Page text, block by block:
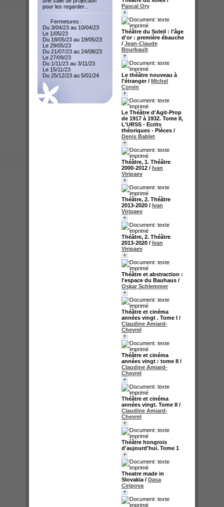
Pascal Ory
Théâtre du Soleil : l'âge
d'or : première ébauche
/ Jean-Claude
Bourbault
Le théâtre nouveau à
l'étranger/ Michel
Corvin
Le Théâtre d'Agit-Prop
de 1917 à 1932. Tome II,
L'URSS - Ecrits
théoriques - Pièces /
Denis Bablet
Théâtre, 1. Théâtre
2000-2012 / Ivan
Viripaev
Théâtre, 2. Théâtre
2013-2020 / Ivan
Viripaev
Théâtre, 2. Théâtre
2013-2020 / Ivan
Viripaev
Théâtre et abstraction :
l'espace du Bauhaus /
Oskar Schlemmer
Théâtre et cinéma
années vingt . Tome I /
Claudine Amiard-
Chevrel
Théâtre et cinéma
années vingt : tome II /
Claudine Amiard-
Chevrel
Théâtre et cinéma
années vingt. Tome II /
Claudine Amiard-
Chevrel
Théâtre hongrois
d'aujourd'hui. Tome 1
Theatre made in
Slovakia / Dasa
Ciripova
pour les regarder...
Fermetures :
Du 3/04/23 au 10/04/23
Le 1/05/23
Du 18/05/23 au 19/05/23
Le 29/05/23
Du 21/07/23 au 24/08/23
Le 27/09/23
Du 1/11/23 au 3/11/23
Le 15/11/23
Du 25/12/23 au 5/01/24